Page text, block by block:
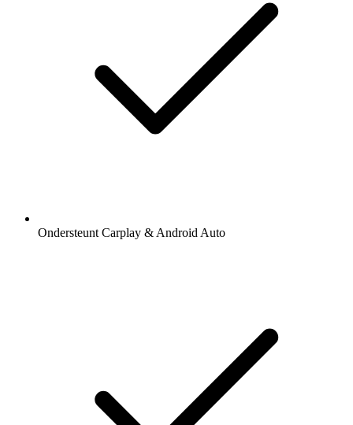
Ondersteunt Carplay & Android Auto